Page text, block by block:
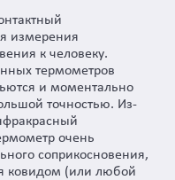
измерения
к человеку.
термометров
и моментально
точностью. Из-
очень
соприкосновения,
ковидом (или любой